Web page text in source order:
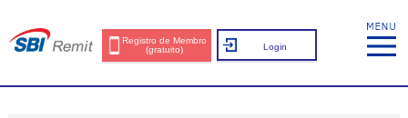
Registro de Membro
(gratuito)
Login